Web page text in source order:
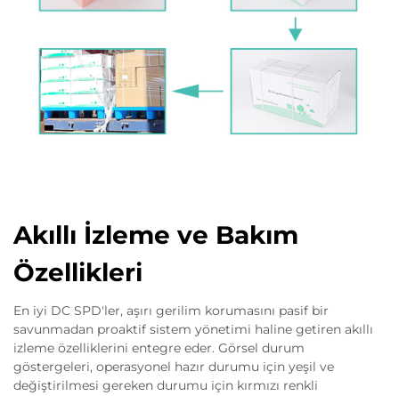
Akıllı İzleme ve Bakım
Özellikleri
En iyi DC SPD'ler, aşırı gerilim korumasını pasif bir
savunmadan proaktif sistem yönetimi haline getiren akıllı
izleme özelliklerini entegre eder. Görsel durum
göstergeleri, operasyonel hazır durumu için yeşil ve
değiştirilmesi gereken durumu için kırmızı renkli